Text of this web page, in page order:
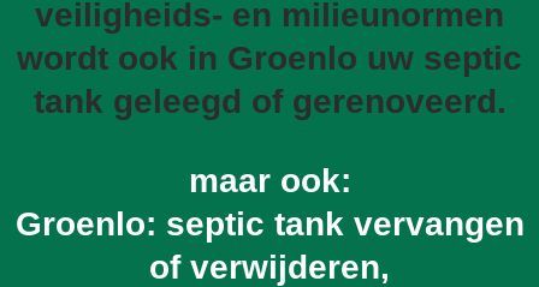
veiligheids- en milieunormen
wordt ook in Groenlo uw septic
tank geleegd of gerenoveerd.
maar ook:
Groenlo: septic tank vervangen
of verwijderen,